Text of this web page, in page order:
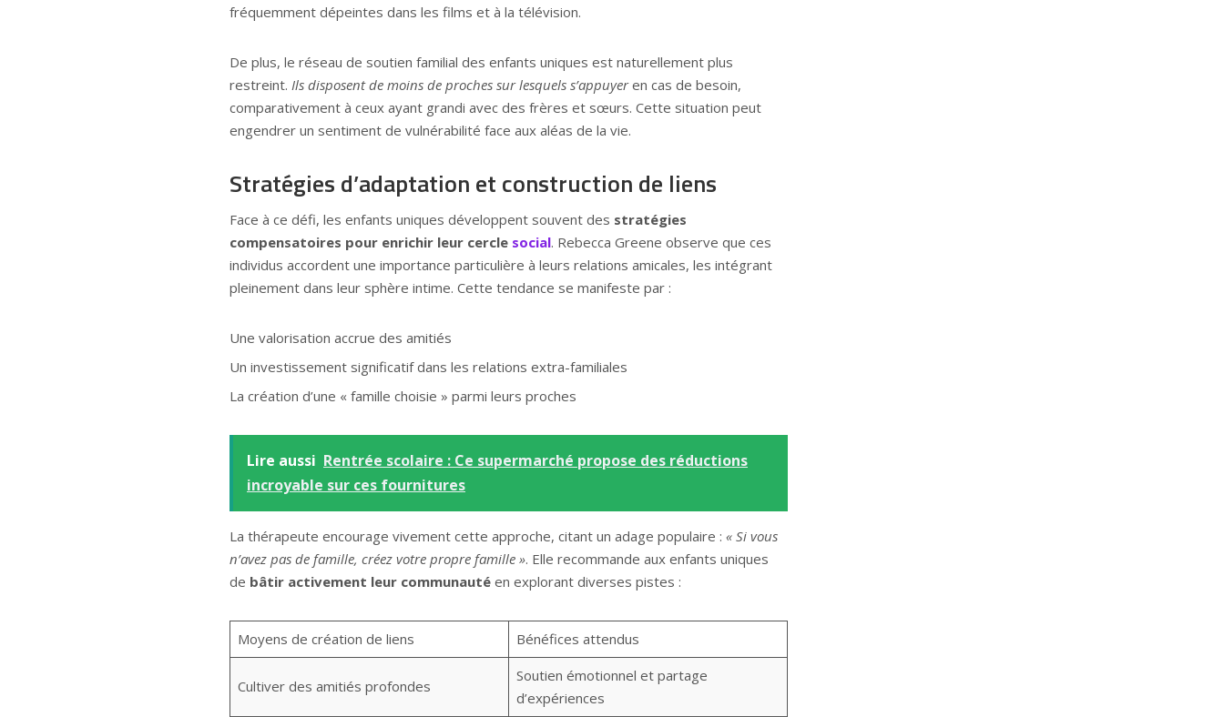
fréquemment dépeintes dans les films et à la télévision.
De plus, le réseau de soutien familial des enfants uniques est naturellement plus
restreint. Ils disposent de moins de proches sur lesquels s’appuyeren cas de besoin,
comparativement à ceux ayant grandi avec des frères et sœurs. Cette situation peut
engendrer un sentiment de vulnérabilité face aux aléas de la vie.
Stratégies d’adaptation et construction de liens
Face à ce défi, les enfants uniques développent souvent des stratégies
compensatoires pour enrichir leur cercle social. Rebecca Greene observe que ces
individus accordent une importance particulière à leurs relations amicales, les intégrant
pleinement dans leur sphère intime. Cette tendance se manifeste par :
Une valorisation accrue des amitiés
Un investissement significatif dans les relations extra-familiales
La création d’une « famille choisie » parmi leurs proches
Lire aussi Rentrée scolaire : Ce supermarché propose des réductions
incroyable sur ces fournitures
La thérapeute encourage vivement cette approche, citant un adage populaire : « Si vous
n’avez pas de famille, créez votre propre famille ». Elle recommande aux enfants uniques
de bâtir activement leur communauté en explorant diverses pistes :
Moyens de création de liens Bénéfices attendus
Cultiver des amitiés profondes
Soutien émotionnel et partage
d’expériences